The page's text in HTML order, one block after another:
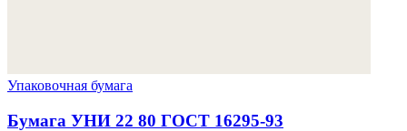
Упаковочная бумага
Бумага УНИ 22 80 ГОСТ 16295-93